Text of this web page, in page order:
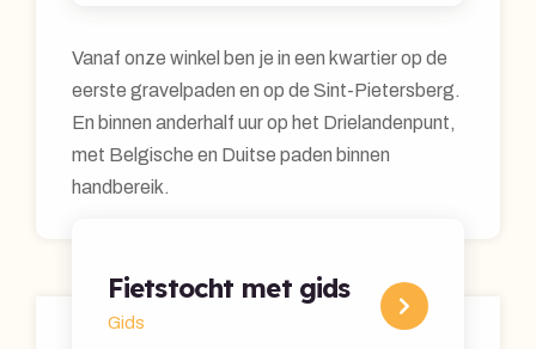
Vanaf onze winkel ben je in een kwartier op de
eerste gravelpaden en op de Sint-Pietersberg.
En binnen anderhalf uur op het Drielandenpunt,
met Belgische en Duitse paden binnen
handbereik.
Fietstocht met gids
Gids